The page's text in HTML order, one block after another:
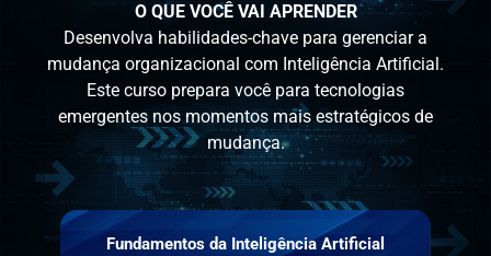
O QUE VOCÊ VAI APRENDER
Desenvolva habilidades-chave para gerenciar a
mudança organizacional com Inteligência Artificial.
Este curso prepara você para tecnologias
emergentes nos momentos mais estratégicos de
mudança.
Fundamentos da Inteligência Artificial